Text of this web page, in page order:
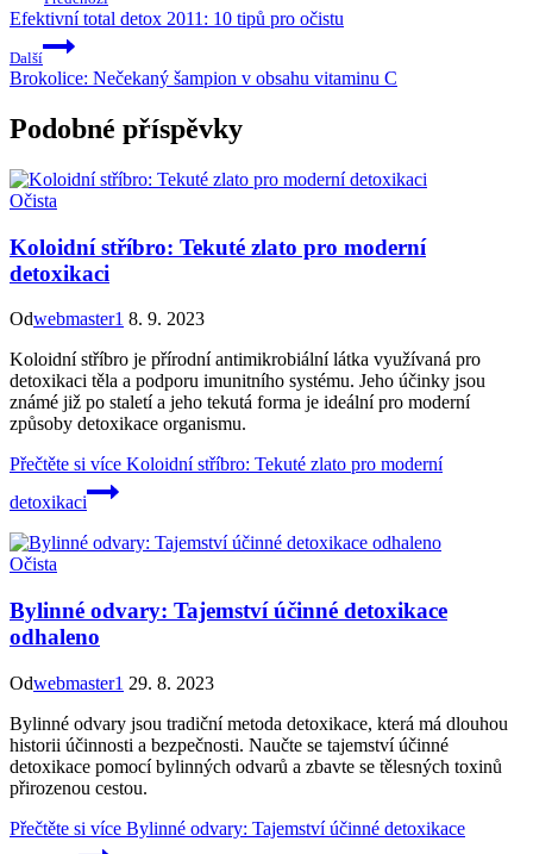
Efektivní total detox 2011: 10 tipů pro očistu
Další
Brokolice: Nečekaný šampion v obsahu vitaminu C
Podobné příspěvky
Očista
Koloidní stříbro: Tekuté zlato pro moderní
detoxikaci
Odwebmaster1 8. 9. 2023
Koloidní stříbro je přírodní antimikrobiální látka využívaná pro
detoxikaci těla a podporu imunitního systému. Jeho účinky jsou
známé již po staletí a jeho tekutá forma je ideální pro moderní
způsoby detoxikace organismu.
Přečtěte si více Koloidní stříbro: Tekuté zlato pro moderní
detoxikaci
Očista
Bylinné odvary: Tajemství účinné detoxikace
odhaleno
Odwebmaster1 29. 8. 2023
Bylinné odvary jsou tradiční metoda detoxikace, která má dlouhou
historii účinnosti a bezpečnosti. Naučte se tajemství účinné
detoxikace pomocí bylinných odvarů a zbavte se tělesných toxinů
přirozenou cestou.
Přečtěte si více Bylinné odvary: Tajemství účinné detoxikace